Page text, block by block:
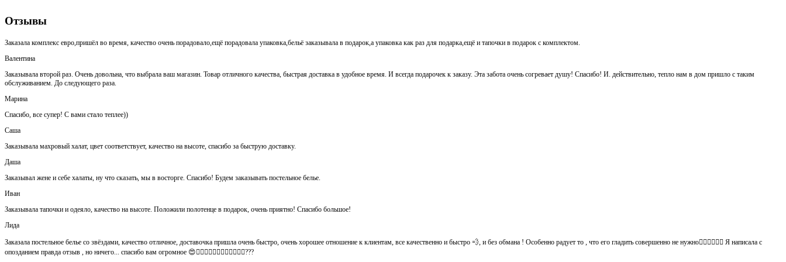
Отзывы
Заказала комплекс евро,пришёл во время, качество очень порадовало,ещё порадовала упаковка,бельё заказывала в подарок,а упаковка как раз для подарка,ещё и тапочки в подарок с комплектом.
Валентина
Заказывала второй раз. Очень довольна, что выбрала ваш магазин. Товар отличного качества, быстрая доставка в удобное время. И всегда подарочек к заказу. Эта забота очень согревает душу! Спасибо! И. действительно, тепло нам в дом пришло с таким
обслуживанием. До следующего раза.
Марина
Спасибо, все супер! С вами стало теплее))
Саша
Заказывала махровый халат, цвет соответствует, качество на высоте, спасибо за быструю доставку.
Даша
Заказывал жене и себе халаты, ну что сказать, мы в восторге. Спасибо! Будем заказывать постельное белье.
Иван
Заказывала тапочки и одеяло, качество на высоте. Положили полотенце в подарок, очень приятно! Спасибо большое!
Лида
Заказала постельное белье со звёздами, качество отличное, доставочка пришла очень быстро, очень хорошее отношение к клиентам, все качественно и быстро 💨, и без обмана ! Особенно радует то , что его гладить совершенно не нужно👍🏻👍🏻🙈😄 Я написала с
опозданием правда отзыв , но ничего... спасибо вам огромное 😍👍🏻👍🏻👏🏻👌🏻👌🏻👌🏻???